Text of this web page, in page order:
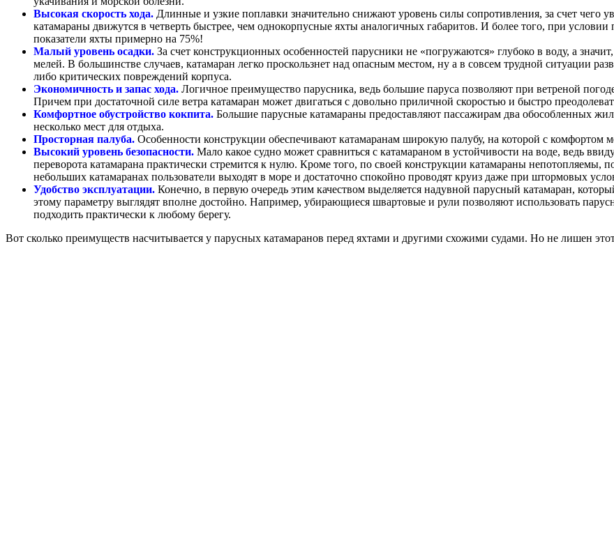
Высокая скорость хода. Длинные и узкие поплавки значительно снижают уровень силы сопротивления, за счет чего
катамараны движутся в четверть быстрее, чем однокорпусные яхты аналогичных габаритов. И более того, при
показатели яхты примерно на 75%!
Малый уровень осадки. За счет конструкционных особенностей парусники не «погружаются» глубоко в воду, а
мелей. В большинстве случаев, катамаран легко проскользнет над опасным местом, ну а в совсем трудной ситуации
либо критических повреждений корпуса.
Экономичность и запас хода. Логичное преимущество парусника, ведь большие паруса позволяют при ветреной
Причем при достаточной силе ветра катамаран может двигаться с довольно приличной скоростью и быстро
Комфортное обустройство кокпита. Большие парусные катамараны предоставляют пассажирам два обособленных
несколько мест для отдыха.
Просторная палуба. Особенности конструкции обеспечивают катамаранам широкую палубу, на которой с комфортом
Высокий уровень безопасности. Мало какое судно может сравниться с катамараном в устойчивости на воде, ведь
переворота катамарана практически стремится к нулю. Кроме того, по своей конструкции катамараны непотопляемы,
небольших катамаранах пользователи выходят в море и достаточно спокойно проводят круиз даже при штормовых
Удобство эксплуатации. Конечно, в первую очередь этим качеством выделяется надувной парусный катамаран,
этому параметру выглядят вполне достойно. Например, убирающиеся швартовые и рули позволяют использовать
подходить практически к любому берегу.
Вот сколько преимуществ насчитывается у парусных катамаранов перед яхтами и другими схожими судами. Но не лишен